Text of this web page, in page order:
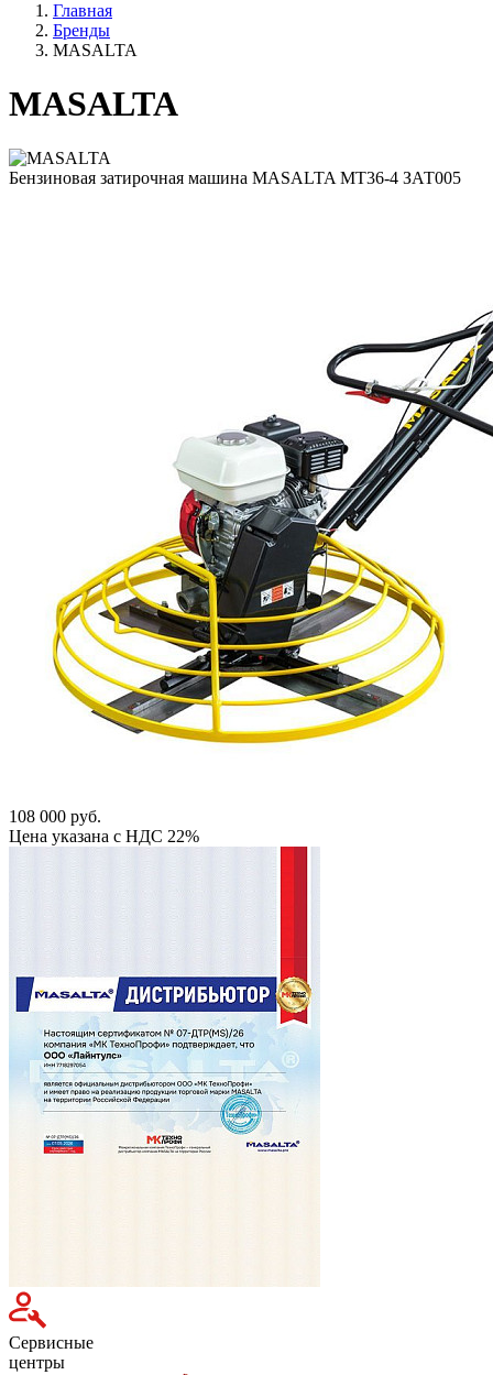
Главная
Бренды
MASALTA
MASALTA
Бензиновая затирочная машина MASALTA МТ36-4 ЗАТ005
108 000 руб.
Цена указана с НДС 22%
Сервисные
центры